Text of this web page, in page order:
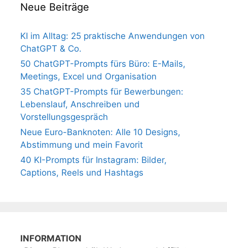
Neue Beiträge
KI im Alltag: 25 praktische Anwendungen von
ChatGPT & Co.
50 ChatGPT-Prompts fürs Büro: E-Mails,
Meetings, Excel und Organisation
35 ChatGPT-Prompts für Bewerbungen:
Lebenslauf, Anschreiben und
Vorstellungsgespräch
Neue Euro-Banknoten: Alle 10 Designs,
Abstimmung und mein Favorit
40 KI-Prompts für Instagram: Bilder,
Captions, Reels und Hashtags
INFORMATION